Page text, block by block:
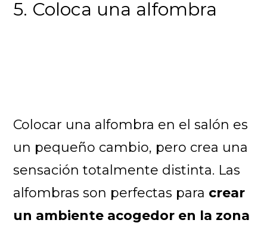
5. Coloca una alfombra
Colocar una alfombra en el salón es
un pequeño cambio, pero crea una
sensación totalmente distinta. Las
alfombras son perfectas para crear
un ambiente acogedor en la zona